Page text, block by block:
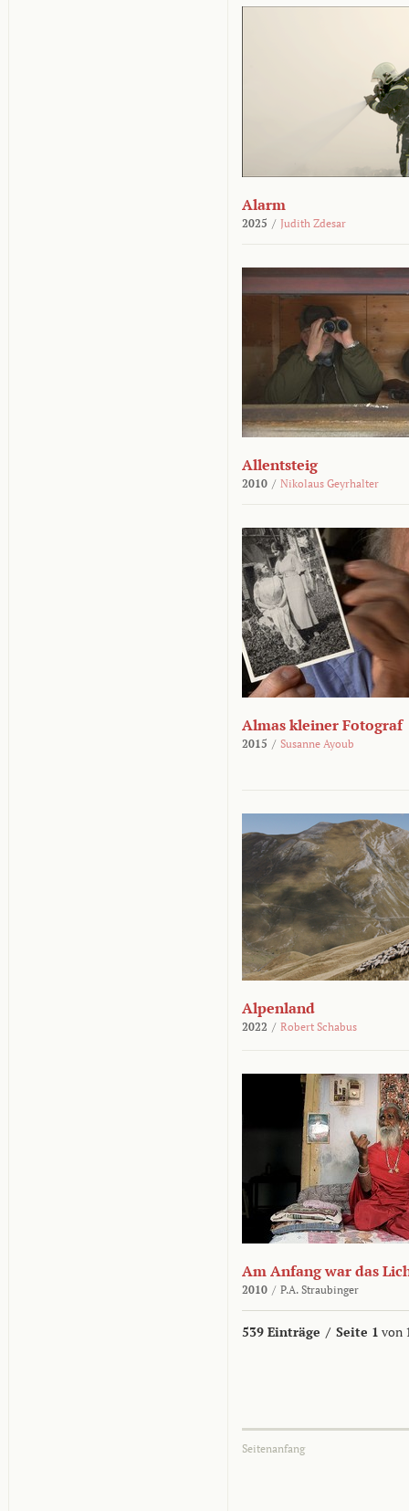
Alarm
2025 / Judith Zdesar
Allentsteig
2010 / Nikolaus Geyrhalter
Almas kleiner Fotograf
2015 / Susanne Ayoub
Alpenland
2022 / Robert Schabus
Am Anfang war das
2010 / P.A. Straubinger
539 Einträge / Seite 1 von
Seitenanfang